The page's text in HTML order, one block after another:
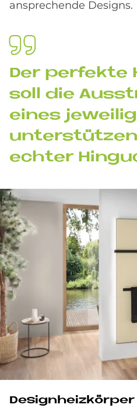
ansprechende Designs.
Der per­fek­te
soll die
eines
ech­ter
De­sign­heiz­kör­per